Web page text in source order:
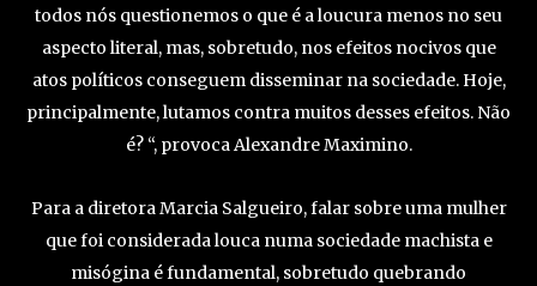
todos nós questionemos o que é a loucura menos no seu
aspecto literal, mas, sobretudo, nos efeitos nocivos que
atos políticos conseguem disseminar na sociedade. Hoje,
principalmente, lutamos contra muitos desses efeitos. Não
é? “, provoca Alexandre Maximino.
Para a diretora Marcia Salgueiro, falar sobre uma mulher
que foi considerada louca numa sociedade machista e
misógina é fundamental, sobretudo quebrando